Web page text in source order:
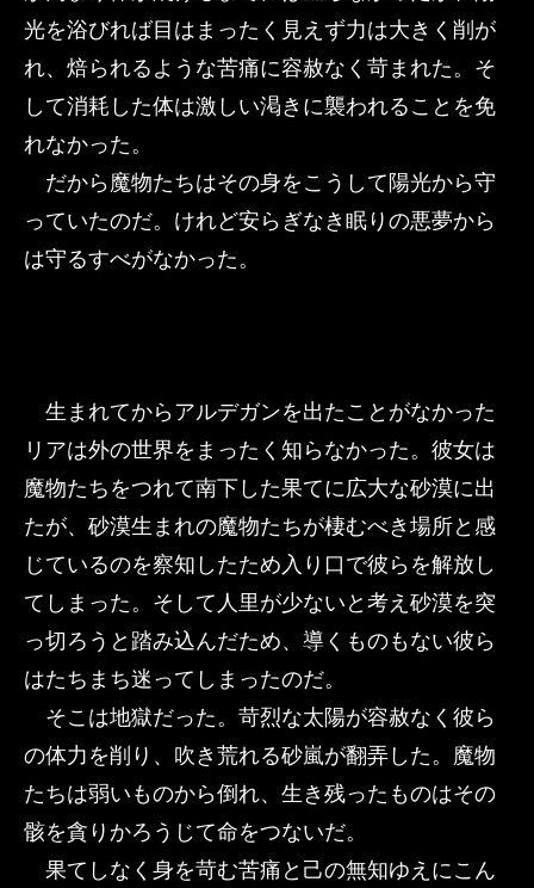
光を浴びれば目はまったく見えず力は大きく削が
れ、焙られるような苦痛に容赦なく苛まれた。そ
して消耗した体は激しい渇きに襲われることを免
れなかった。
だから魔物たちはその身をこうして陽光から守
っていたのだ。けれど安らぎなき眠りの悪夢から
は守るすべがなかった。
生まれてからアルデガンを出たことがなかった
リアは外の世界をまったく知らなかった。彼女は
魔物たちをつれて南下した果てに広大な砂漠に出
たが、砂漠生まれの魔物たちが棲むべき場所と感
じているのを察知したため入り口で彼らを解放し
てしまった。そして人里が少ないと考え砂漠を突
っ切ろうと踏み込んだため、導くものもない彼ら
はたちまち迷ってしまったのだ。
そこは地獄だった。苛烈な太陽が容赦なく彼ら
の体力を削り、吹き荒れる砂嵐が翻弄した。魔物
たちは弱いものから倒れ、生き残ったものはその
骸を貪りかろうじて命をつないだ。
果てしなく身を苛む苦痛と己の無知ゆえにこん